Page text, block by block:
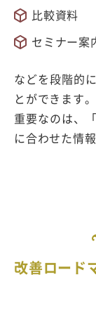
比較資料
セミナー案
などを段階的
とができます。
重要なのは、
に合わせた情
改善ロード